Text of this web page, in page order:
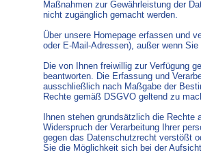
Maßnahmen zur Gewährleistung der
nicht zugänglich gemacht werden.
Über unsere Homepage erfassen und
oder E-Mail-Adressen), außer wenn
Die von Ihnen freiwillig zur Verfügung
beantworten. Die Erfassung und
ausschließlich nach Maßgabe der
Rechte gemäß DSGVO geltend zu
Ihnen stehen grundsätzlich die
Widerspruch der Verarbeitung Ihrer
gegen das Datenschutzrecht verstößt
Sie die Möglichkeit sich bei der